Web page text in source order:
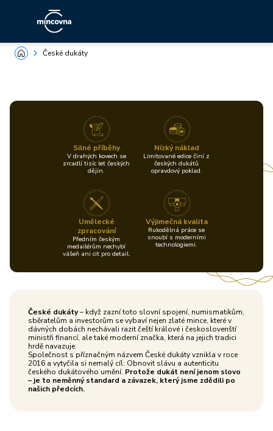
České dukáty
Silné příběhy
V drahých kovech se
zrcadlí tisíc let českých
dějin.
Nízký náklad
Limitované edice činí z
českých dukátů
opravdový poklad.
Umělecké
zpracování
Předním českým
medailérům nechybí
vášeň ani cit pro detail.
Výjimečná kvalita
Rukodělná práce se
snoubí s moderními
technologiemi.
České dukáty– když zazní toto slovní spojení, numismatikům,
sběratelům a investorům se vybaví nejen zlaté mince, které v
dávných dobách nechávali razit čeští králové i českoslovenští
ministři financí, ale také moderní značka, která na jejich tradici
hrdě navazuje.
Společnost s příznačným názvem České dukáty vznikla v roce
2016 a vytyčila si nemalý cíl: Obnovit slávu a autenticitu
českého dukátového umění. Protože dukát není jenom slovo
– je to neměnný standard a závazek, který jsme zdědili po
našich předcích.